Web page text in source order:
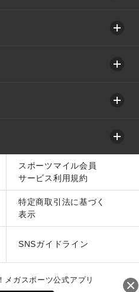
スポーツマイル会員
サービス利用規約
特定商取引法に基づく
表示
SNSガイドライン
メガスポーツ公式アプリ